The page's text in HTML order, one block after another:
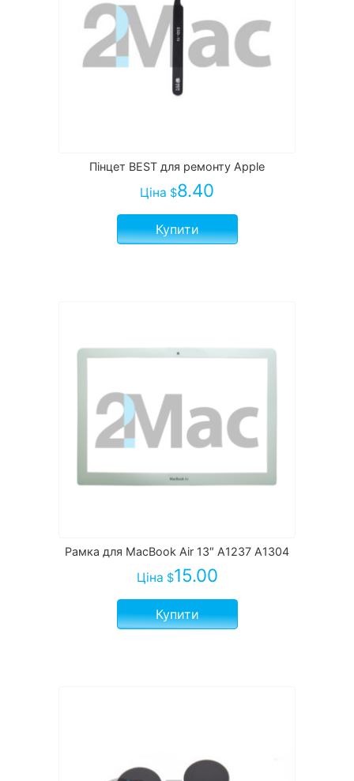
Пінцет BEST для ремонту Apple
Ціна $8.40
Купити
Рамка для MacBook Air 13″ A1237 A1304
Ціна $15.00
Купити